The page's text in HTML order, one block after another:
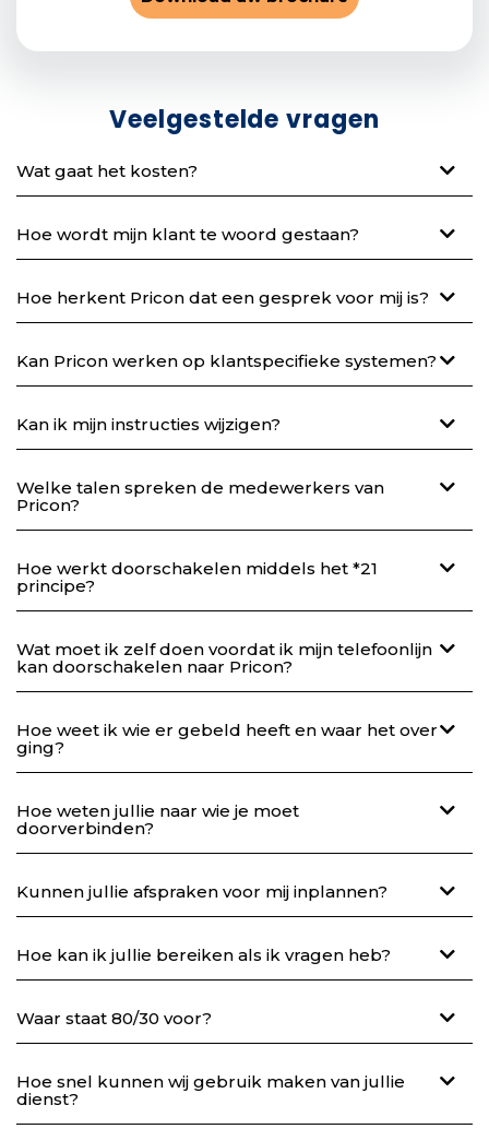
Veelgestelde vragen
Wat gaat het kosten?
Hoe wordt mijn klant te woord gestaan?
Hoe herkent Pricon dat een gesprek voor mij is?
Kan Pricon werken op klantspecifieke systemen?
Kan ik mijn instructies wijzigen?
Welke talen spreken de medewerkers van
Pricon?
Hoe werkt doorschakelen middels het *21
principe?
Wat moet ik zelf doen voordat ik mijn telefoonlijn
kan doorschakelen naar Pricon?
Hoe weet ik wie er gebeld heeft en waar het over
ging?
Hoe weten jullie naar wie je moet
doorverbinden?
Kunnen jullie afspraken voor mij inplannen?
Hoe kan ik jullie bereiken als ik vragen heb?
Waar staat 80/30 voor?
Hoe snel kunnen wij gebruik maken van jullie
dienst?